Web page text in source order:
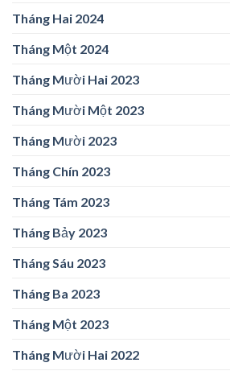
Tháng Hai 2024
Tháng Một 2024
Tháng Mười Hai 2023
Tháng Mười Một 2023
Tháng Mười 2023
Tháng Chín 2023
Tháng Tám 2023
Tháng Bảy 2023
Tháng Sáu 2023
Tháng Ba 2023
Tháng Một 2023
Tháng Mười Hai 2022